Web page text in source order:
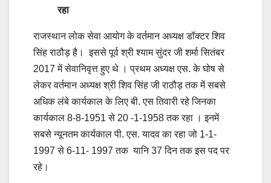
रहा
राजस्थान लोक सेवा आयोग के वर्तमान अध्यक्ष डॉक्टर शिव
सिंह राठौड़ है। इससे पूर्व श्री श्याम सुंदर जी शर्मा सितंबर
2017 में सेवानिवृत्त हुए थे । प्रथम अध्यक्ष एस. के घोष से
लेकर वर्तमान अध्यक्ष श्री शिव सिंह जी राठौड़ तक में सबसे
अधिक लंबे कार्यकाल के लिए बी. एस तिवारी रहे जिनका
कार्यकाल 8-8-1951 से 20 -1-1958 तक रहा । इनमें
सबसे न्यूनतम कार्यकाल पी. एस. यादव का रहा जो 1-1-
1997 से 6-11- 1997 तक यानि 37 दिन तक इस पद पर
रहे।